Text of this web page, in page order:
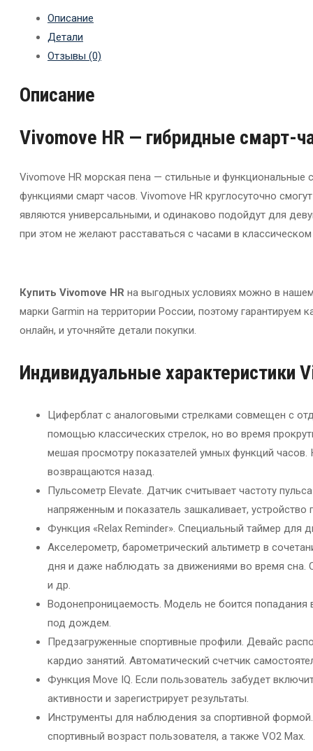
Описание
Детали
Отзывы (0)
Описание
Vivomove HR — гибридные смарт-
Vivomove HR морская пена — стильные и
функциями смарт часов. Vivomove HR круглосуточно
являются универсальными, и одинаково подойдут для
при этом не желают расставаться с часами в
Купить Vivomove HR на выгодных условиях можно в
марки Garmin на территории России, поэтому
онлайн, и уточняйте детали покупки.
Индивидуальные характеристики
Циферблат с аналоговыми стрелками совмещен с
помощью классических стрелок, но во время
мешая просмотру показателей умных функций
возвращаются назад.
Пульсометр Elevate. Датчик считывает частоту
напряженным и показатель зашкаливает,
Функция «Relax Reminder». Специальный таймер для
Акселерометр, барометрический альтиметр в
дня и даже наблюдать за движениями во время сна.
и др.
Водонепроницаемость. Модель не боится попадания
под дождем.
Предзагруженные спортивные профили. Девайс
кардио занятий. Автоматический счетчик
Функция Move IQ. Если пользователь забудет
активности и зарегистрирует результаты.
Инструменты для наблюдения за спортивной
спортивный возраст пользователя, а также VO2 Max.